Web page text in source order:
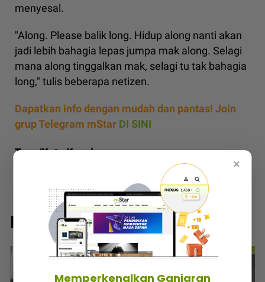
menyesal.
"Along. Please balik long. Hidup along nanti akan
jadi lebih bahagia lepas jumpa mak along. Selagi
mana along tinggalkan mak, selagi tu tak bahagia
long," tulis beberapa netizen.
Dapatkan info dengan mudah dan pantas! Join
grup Telegram mStar DI SINI
Tags/Kata Kunci:
ibu potong kaki,
ibu rindu
viral TikTok
Baca Juga
×
Memperkenalkan Ganjaran